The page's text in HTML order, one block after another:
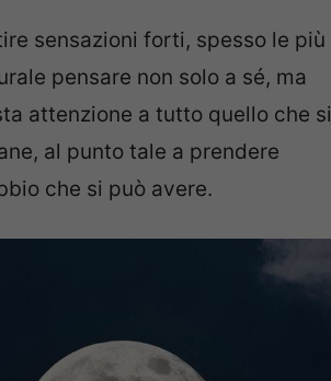
sensazioni forti, spesso le più
pensare non solo a sé, ma
attenzione a tutto quello che si
al punto tale a prendere
che si può avere.